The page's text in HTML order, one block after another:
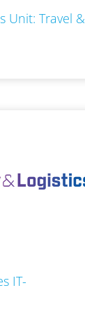
Unit: Travel &
IT-